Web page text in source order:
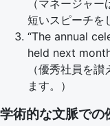
（マネージャ
短いスピーチを
“The annual
held next
（優秀社員を
ます。）
学術的な文脈での